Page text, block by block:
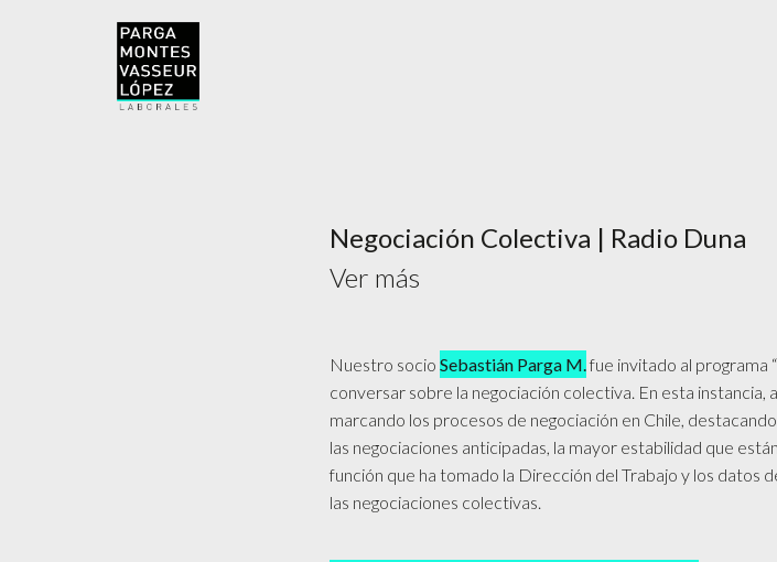
Negociación Colectiva | Radio Duna
Ver más
Nuestro socio Sebastián Parga M.fue invitado al programa
conversar sobre la negociación colectiva. En esta instancia,
marcando los procesos de negociación en Chile,
las negociaciones anticipadas, la mayor estabilidad que
función que ha tomado la Dirección del Trabajo y los datos
las negociaciones colectivas.